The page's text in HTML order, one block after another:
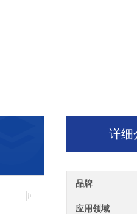
详细
品牌
应用领域